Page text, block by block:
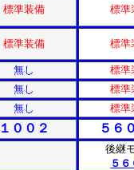
標準装備 標準
標準装備 標準
無し
標準
無し
標準
無し 標準
１００２ ５６
後継
５